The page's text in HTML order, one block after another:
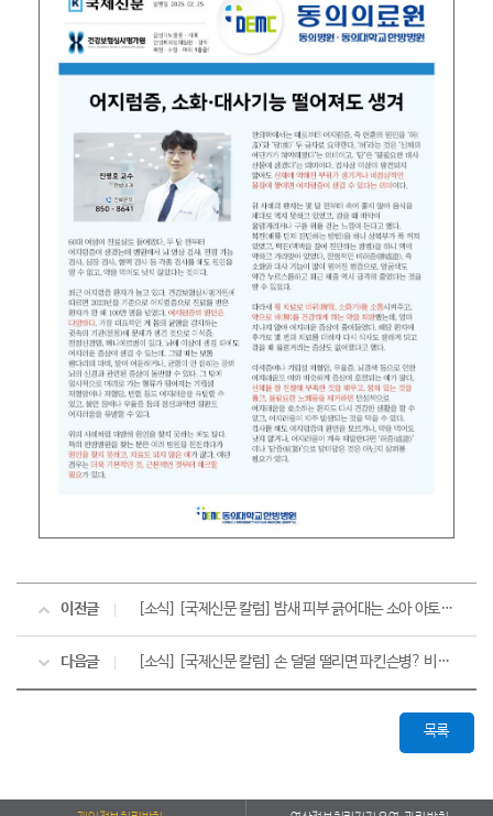
이전글 [소식] [국제신문 칼럼] 밤새 피부 긁어대는 소아 아토피... 면역기능·생활습관 개선해야
다음글 [소식] [국제신문 칼럼] 손 덜덜 떨리면 파킨슨병? 비슷한 듯 다른 '본태성 떨림'
목록